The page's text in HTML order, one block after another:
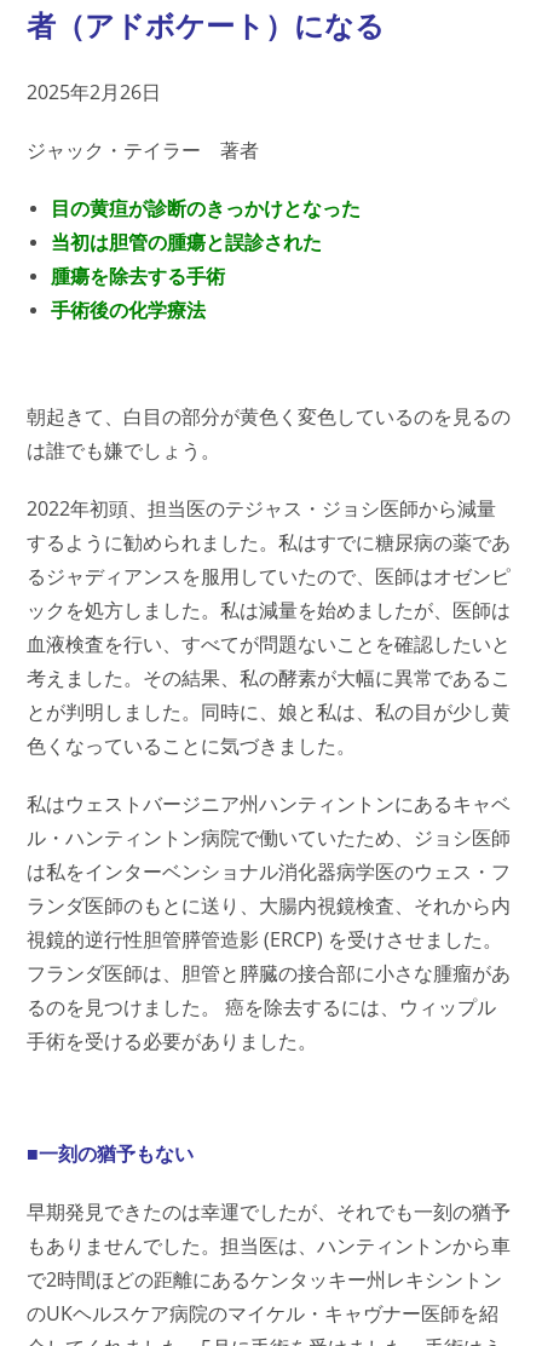
者（アドボケート）になる
2025年2月26日
ジャック・テイラー 著者
目の黄疸が診断のきっかけとなった
当初は胆管の腫瘍と誤診された
腫瘍を除去する手術
手術後の化学療法
朝起きて、白目の部分が黄色く変色しているのを見るの
は誰でも嫌でしょう。
2022年初頭、担当医のテジャス・ジョシ医師から減量
するように勧められました。私はすでに糖尿病の薬であ
るジャディアンスを服用していたので、医師はオゼンピ
ックを処方しました。私は減量を始めましたが、医師は
血液検査を行い、すべてが問題ないことを確認したいと
考えました。その結果、私の酵素が大幅に異常であるこ
とが判明しました。同時に、娘と私は、私の目が少し黄
色くなっていることに気づきました。
私はウェストバージニア州ハンティントンにあるキャベ
ル・ハンティントン病院で働いていたため、ジョシ医師
は私をインターベンショナル消化器病学医のウェス・フ
ランダ医師のもとに送り、大腸内視鏡検査、それから内
視鏡的逆行性胆管膵管造影 (ERCP) を受けさせました。
フランダ医師は、胆管と膵臓の接合部に小さな腫瘤があ
るのを見つけました。 癌を除去するには、ウィップル
手術を受ける必要がありました。
■一刻の猶予もない
早期発見できたのは幸運でしたが、それでも一刻の猶予
もありませんでした。担当医は、ハンティントンから車
で2時間ほどの距離にあるケンタッキー州レキシントン
のUKヘルスケア病院のマイケル・キャヴナー医師を紹